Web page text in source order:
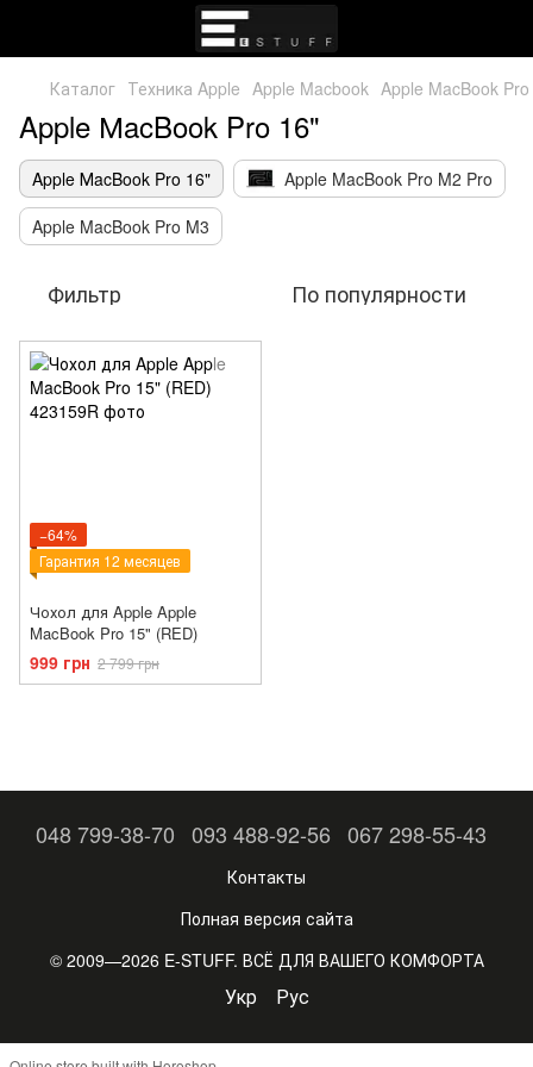
Каталог Техника Apple Apple Macbook Apple MacBook Pro
Apple МacBook Pro 16"
Apple МacBook Pro 16"
Apple MacBook Pro M2 Pro
Apple MacBook Pro M3
Фильтр По популярности
−64%
Гарантия 12 месяцев
Чохол для Apple Apple
MacBook Pro 15" (RED)
999 грн 2 799 грн
048 799-38-70 093 488-92-56 067 298-55-43
Контакты
Полная версия сайта
© 2009—2026 E-STUFF. ВСЁ ДЛЯ ВАШЕГО КОМФОРТА
Укр Рус